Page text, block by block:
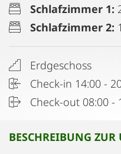
Schlafzimmer 1:
Schlafzimmer 2:
Erdgeschoss
Check-in 14:00 -
Check-out 08:00 -
BESCHREIBUNG